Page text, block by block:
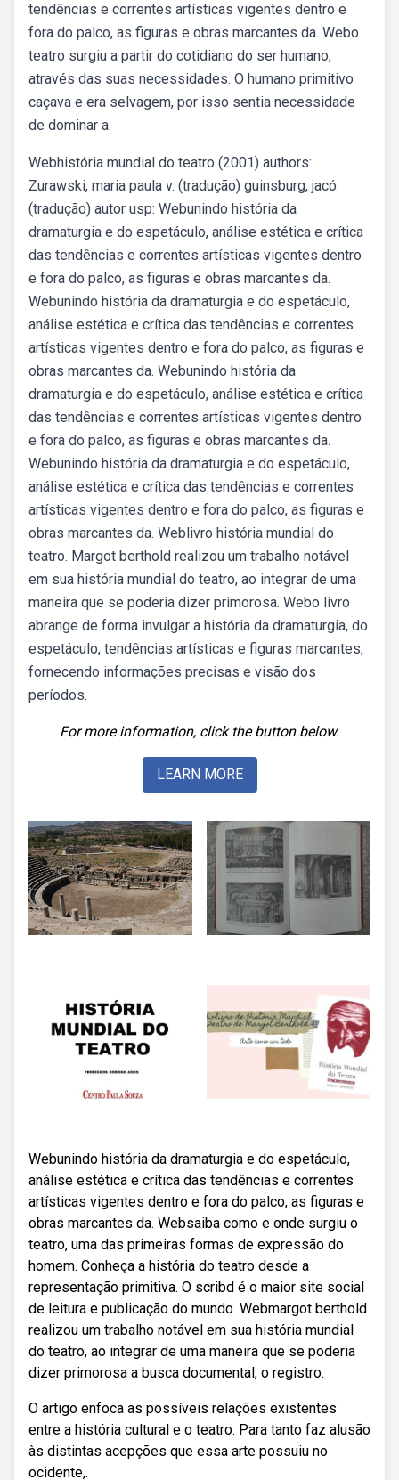
tendências e correntes artísticas vigentes dentro e
fora do palco, as figuras e obras marcantes da. Webo
teatro surgiu a partir do cotidiano do ser humano,
através das suas necessidades. O humano primitivo
caçava e era selvagem, por isso sentia necessidade
de dominar a.
Webhistória mundial do teatro (2001) authors:
Zurawski, maria paula v. (tradução) guinsburg, jacó
(tradução) autor usp: Webunindo história da
dramaturgia e do espetáculo, análise estética e crítica
das tendências e correntes artísticas vigentes dentro
e fora do palco, as figuras e obras marcantes da.
Webunindo história da dramaturgia e do espetáculo,
análise estética e crítica das tendências e correntes
artísticas vigentes dentro e fora do palco, as figuras e
obras marcantes da. Webunindo história da
dramaturgia e do espetáculo, análise estética e crítica
das tendências e correntes artísticas vigentes dentro
e fora do palco, as figuras e obras marcantes da.
Webunindo história da dramaturgia e do espetáculo,
análise estética e crítica das tendências e correntes
artísticas vigentes dentro e fora do palco, as figuras e
obras marcantes da. Weblivro história mundial do
teatro. Margot berthold realizou um trabalho notável
em sua história mundial do teatro, ao integrar de uma
maneira que se poderia dizer primorosa. Webo livro
abrange de forma invulgar a história da dramaturgia, do
espetáculo, tendências artísticas e figuras marcantes,
fornecendo informações precisas e visão dos
períodos.
For more information, click the button below.
LEARN MORE
Webunindo história da dramaturgia e do espetáculo,
análise estética e crítica das tendências e correntes
artísticas vigentes dentro e fora do palco, as figuras e
obras marcantes da. Websaiba como e onde surgiu o
teatro, uma das primeiras formas de expressão do
homem. Conheça a história do teatro desde a
representação primitiva. O scribd é o maior site social
de leitura e publicação do mundo. Webmargot berthold
realizou um trabalho notável em sua história mundial
do teatro, ao integrar de uma maneira que se poderia
dizer primorosa a busca documental, o registro.
O artigo enfoca as possíveis relações existentes
entre a história cultural e o teatro. Para tanto faz alusão
às distintas acepções que essa arte possuiu no
ocidente,.